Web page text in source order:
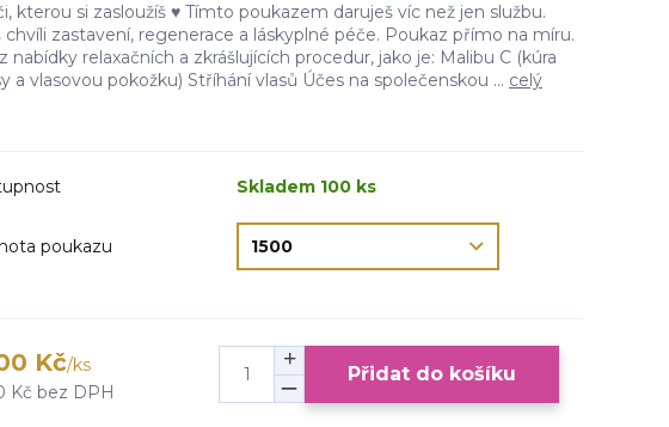
kterou si zasloužíš ♥ Tímto poukazem daruješ víc než jen službu.
chvíli zastavení, regenerace a láskyplné péče. Poukaz přímo na míru.
nabídky relaxačních a zkrášlujících procedur, jako je: Malibu C (kúra
a vlasovou pokožku) Stříhání vlasů Účes na společenskou ... celý
Skladem 100 ks
poukazu
Kč/ks
Kč bez DPH
Přidat do košíku